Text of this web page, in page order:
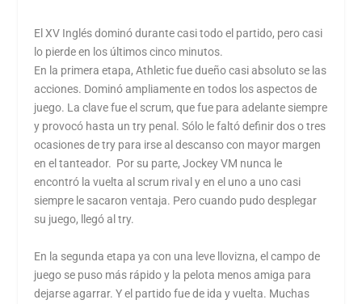
El XV Inglés dominó durante casi todo el partido, pero casi
lo pierde en los últimos cinco minutos.
En la primera etapa, Athletic fue dueño casi absoluto se las
acciones. Dominó ampliamente en todos los aspectos de
juego. La clave fue el scrum, que fue para adelante siempre
y provocó hasta un try penal. Sólo le faltó definir dos o tres
ocasiones de try para irse al descanso con mayor margen
en el tanteador. Por su parte, Jockey VM nunca le
encontró la vuelta al scrum rival y en el uno a uno casi
siempre le sacaron ventaja. Pero cuando pudo desplegar
su juego, llegó al try.
En la segunda etapa ya con una leve llovizna, el campo de
juego se puso más rápido y la pelota menos amiga para
dejarse agarrar. Y el partido fue de ida y vuelta. Muchas